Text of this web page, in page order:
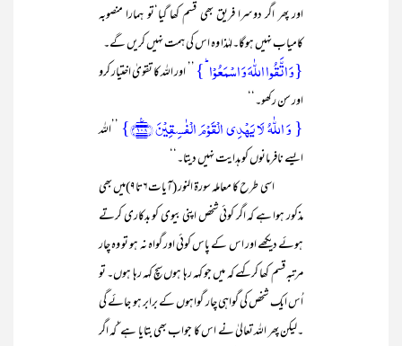
اور پھر اگر دوسرا فریق بھی قسم کھا گیا‘تو ہمارا منصوبہ
کامیاب نہیں ہوگا۔لہٰذا وہ اس کی ہمت نہیں کریں گے۔
{وَ اتَّقُوا اللّٰہَ وَ اسۡمَعُوۡا ؕ} ’’ اور اللہ کا تقویٰ اختیار کرو
اور سن رکھو۔‘‘
{ وَ اللّٰہُ لَا یَہۡدِی الۡقَوۡمَ الۡفٰسِقِیۡنَ ﴿۱۰۸﴾٪}
’’اللہ
ایسے نافرمانوں کو ہدایت نہیں دیتا۔‘‘
اسی طرح کا معاملہ سورۃ النور (آیات۶تا۹)میں بھی
مذکور ہوا ہے کہ اگر کوئی شخص اپنی بیوی کو بدکاری کرتے
ہوئے دیکھے اور اس کے پاس کوئی اور گواہ نہ ہو تو وہ چار
مرتبہ قسم کھا کر کہے کہ میں جو کہہ رہا ہوں سچ کہہ رہا ہوں۔ تو
اُس ایک شخص کی گواہی چار گواہوں کے برابر ہو جائے گی
۔لیکن پھر اللہ تعالیٰ نے اس کا جواب بھی بتایا ہے‘کہ اگر